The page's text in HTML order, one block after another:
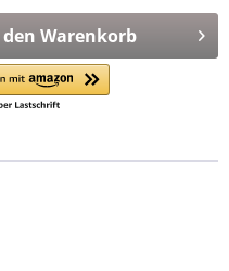
Warenkorb